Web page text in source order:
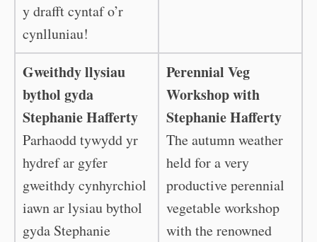
y drafft cyntaf o’r
cynlluniau!
Gweithdy llysiau
bythol gyda
Stephanie Hafferty
Parhaodd tywydd yr
hydref ar gyfer
gweithdy cynhyrchiol
iawn ar lysiau bythol
gyda Stephanie
Perennial Veg
Workshop with
Stephanie Hafferty
The autumn weather
held for a very
productive perennial
vegetable workshop
with the renowned